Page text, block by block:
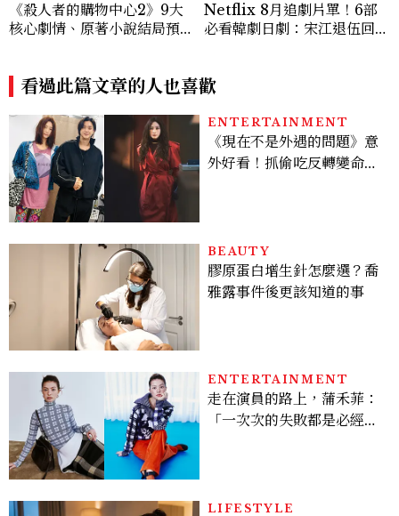
《殺人者的購物中心2》9大
核心劇情、原著小說結局預測
變
Netflix 8月追劇片單！6部
必看韓劇日劇：宋江退伍回歸
看過此篇文章的人也喜歡
ENTERTAINMENT
《現在不是外遇的問題》意
外好看！抓偷吃反轉變命
看點懶人包
BEAUTY
膠原蛋白增生針怎麼選？喬
雅露事件後更該知道的事
ENTERTAINMENT
走在演員的路上，蒲禾菲：
「一次次的失敗都是必經過
LIFESTYLE